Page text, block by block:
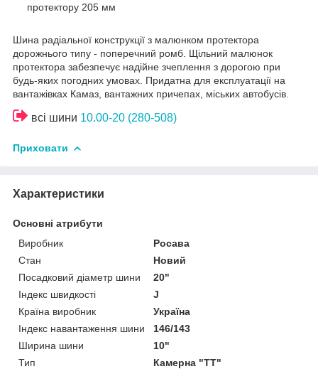
протектору 205 мм
Шина радіальної конструкції з малюнком протектора
дорожнього типу - поперечний ромб. Щільний малюнок
протектора забезпечує надійне зчеплення з дорогою при
будь-яких погодних умовах. Придатна для експлуатації на
вантажівках Камаз, вантажних причепах, міських автобусів.
всі шини 10.00-20 (280-508)
Приховати
Характеристики
Основні атрибути
Виробник
Росава
Стан
Новий
Посадковий діаметр шини
20"
Індекс швидкості
J
Країна виробник
Україна
Індекс навантаження шини
146/143
Ширина шини
10"
Тип
Камерна "TT"